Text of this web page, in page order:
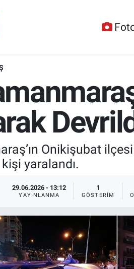
Onikişubat
yaralandı.
29.06.2026 - 13:12
YAYINLANMA
1
GÖSTERIM
Fikstür